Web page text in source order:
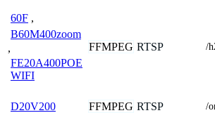
60F ,
B60M400zoom
,
FE20A400POE
WIFI
FFMPEG RTSP /
D20V200 FFMPEG RTSP /